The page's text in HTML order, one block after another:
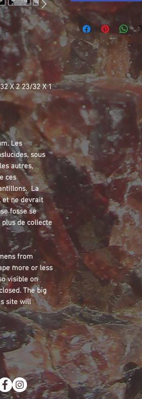
23/32 X 1
Les
sous
autres,
ces
La
et ne devrait
fosse se
plus de collecte
from
more or less
visible on
The big
site will